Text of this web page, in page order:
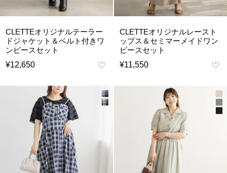
CLETTEオリジナルテーラー
ドジャケット＆ベルト付きワ
ンピースセット
¥12,650
CLETTEオリジナルレースト
ップス＆セミマーメイドワン
ピースセット
¥11,550